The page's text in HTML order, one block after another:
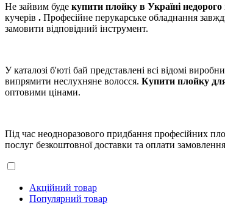
Не зайвим буде купити плойку в Україні недорого
кучерів . Професійне перукарське обладнання
замовити відповідний інструмент.
У каталозі б'юті бай представлені всі відомі
випрямити неслухняне волосся. Купити плойку
оптовими цінами.
Під час неодноразового придбання професійних
послуг безкоштовної доставки та оплати
Акційний товар
Популярний товар